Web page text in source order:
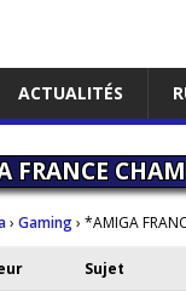
ACTUALITÉS
FRANCE
› Gaming› *AMIGA
Sujet